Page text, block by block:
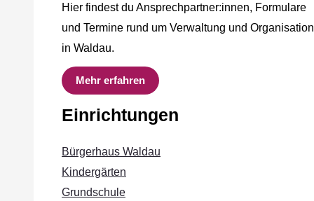
Hier findest du Ansprechpartner:innen, Formulare
und Termine rund um Verwaltung und Organisation
in Waldau.
Mehr erfahren
Einrichtungen
Bürgerhaus Waldau
Kindergärten
Grundschule